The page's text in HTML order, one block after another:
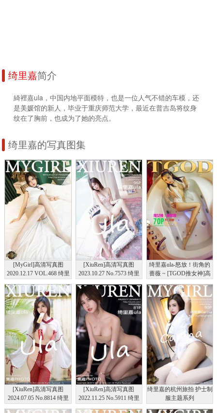
绮里嘉简介
綺裡嘉ula，中国内地平面模特，也是一位人气不错的车模，还
是美媛馆的新人，毕业于重庆师范大学，最近在普吉岛将纹身
纹在了胸前，也成为了她的亮点。
绮里嘉的写真图集
[MyGirl]高清写真图
2020.12.17 VOL.468 绮里
[XiuRen]高清写真图
2023.10.27 No.7573 绮里
绮里嘉ula-怒放！街角的
蔷薇 ~ [TGOD推女神]高
[XiuRen]高清写真图
2024.07.05 No.8814 绮里
[XiuRen]高清写真图
2022.11.25 No.5911 绮里
绮里嘉的杭州旅拍 护士制
服主题系列